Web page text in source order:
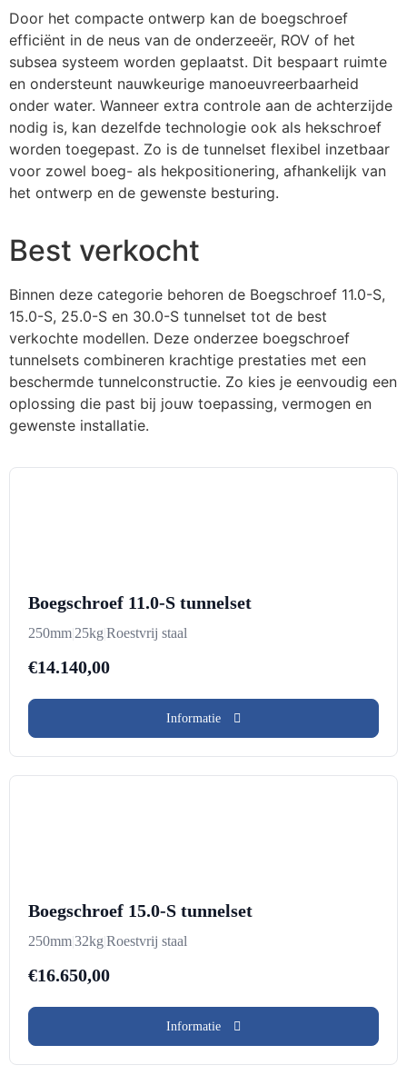
Door het compacte ontwerp kan de boegschroef
efficiënt in de neus van de onderzeeër, ROV of het
subsea systeem worden geplaatst. Dit bespaart ruimte
en ondersteunt nauwkeurige manoeuvreerbaarheid
onder water. Wanneer extra controle aan de achterzijde
nodig is, kan dezelfde technologie ook als hekschroef
worden toegepast. Zo is de tunnelset flexibel inzetbaar
voor zowel boeg- als hekpositionering, afhankelijk van
het ontwerp en de gewenste besturing.
Best verkocht
Binnen deze categorie behoren de Boegschroef 11.0-S,
15.0-S, 25.0-S en 30.0-S tunnelset tot de best
verkochte modellen. Deze onderzee boegschroef
tunnelsets combineren krachtige prestaties met een
beschermde tunnelconstructie. Zo kies je eenvoudig een
oplossing die past bij jouw toepassing, vermogen en
gewenste installatie.
Boegschroef 11.0-S tunnelset
250mm 25kg Roestvrij staal
€14.140,00
Informatie
Boegschroef 15.0-S tunnelset
250mm32kg Roestvrij staal
€16.650,00
Informatie